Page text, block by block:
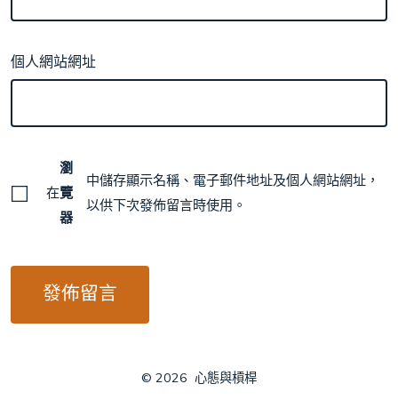
個人網站網址
在
瀏
覽
器
中儲存顯示名稱、電子郵件地址及個人網站網址，
以供下次發佈留言時使用。
© 2026 心態與槓桿